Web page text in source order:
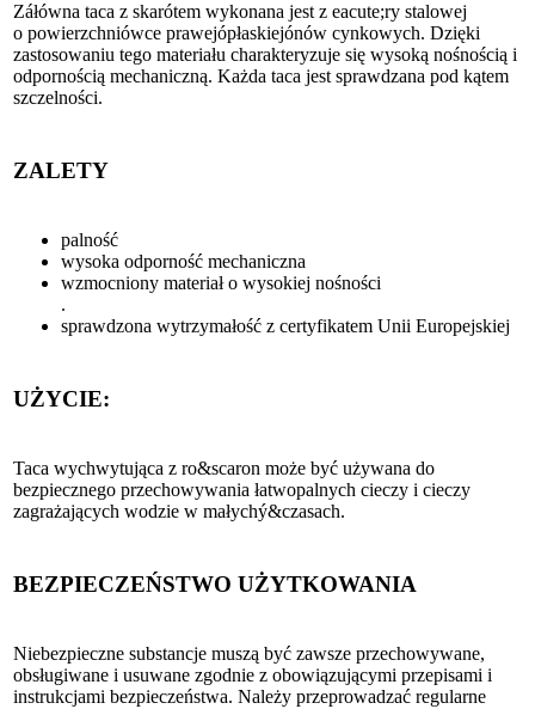
Záłówna taca z skarótem wykonana jest z eacute;ry stalowej
o powierzchniówce prawejópłaskiejónów cynkowych. Dzięki
zastosowaniu tego materiału charakteryzuje się wysoką nośnością i
odpornością mechaniczną. Każda taca jest sprawdzana pod kątem
szczelności.
ZALETY
palność
wysoka odporność mechaniczna
wzmocniony materiał o wysokiej nośności
.
sprawdzona wytrzymałość z certyfikatem Unii Europejskiej
UŻYCIE:
Taca wychwytująca z ro&scaron może być używana do
bezpiecznego przechowywania łatwopalnych cieczy i cieczy
zagrażających wodzie w małychý&czasach.
BEZPIECZEŃSTWO UŻYTKOWANIA
Niebezpieczne substancje muszą być zawsze przechowywane,
obsługiwane i usuwane zgodnie z obowiązującymi przepisami i
instrukcjami bezpieczeństwa. Należy przeprowadzać regularne